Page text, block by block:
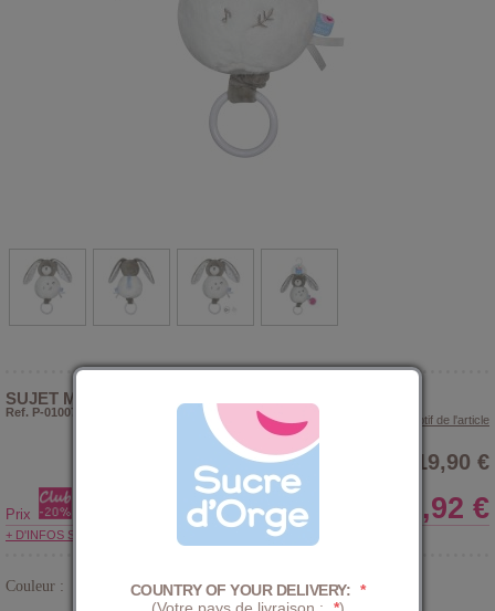
SUJET MUSICAL LAPIN ROBB VELOURS DOUX
Ref. P-010074
> Voir le descriptif de l'article
19,90 €
Prix 15,92 €
+ D'INFOS SUR LE CLUB
Couleur : COUNTRY OF YOUR DELIVERY: *